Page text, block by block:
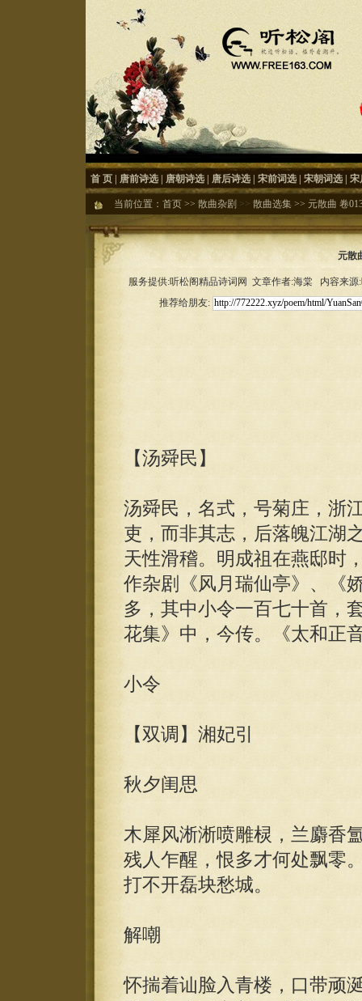
首 页 唐前诗选 唐朝诗选 唐后诗选 宋前词选 宋朝词选 宋
当前位置： 首页 >> 散曲杂剧 >> 散曲选集 >> 元散曲 卷
元散
服务提供:听松阁精品诗词网 文章作者:海棠 内容来
推荐给朋友:
【汤舜民】
汤舜民，名式，号菊庄，浙
吏，而非其志，后落魄江湖
天性滑稽。明成祖在燕邸时
作杂剧《风月瑞仙亭》、《
多，其中小令一百七十首，
花集》中，今传。《太和正
小令
【双调】湘妃引
秋夕闺思
木犀风淅淅喷雕棂，兰麝香
残人乍醒，恨多才何处飘零
打不开磊块愁城。
解嘲
怀揣着讪脸入青楼，口带顽